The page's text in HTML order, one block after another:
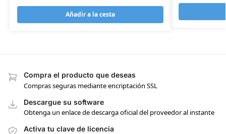
Añadir a la cesta
Compra el producto que deseas
Compras seguras mediante encriptación SSL
Descargue su software
Obtenga un enlace de descarga oficial del proveedor al instante
Activa tu clave de licencia